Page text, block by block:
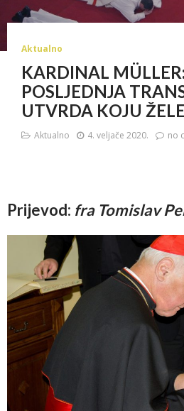
Aktualno
KARDINAL
POSLJEDNJA
UTVRDA KOJU
Aktualno 4. veljače 2020. no
Prijevod: fra Tomislav